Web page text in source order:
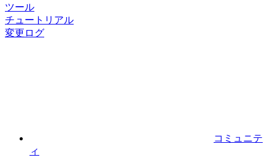
ツール
チュートリアル
変更ログ
コミュニテ
ィ